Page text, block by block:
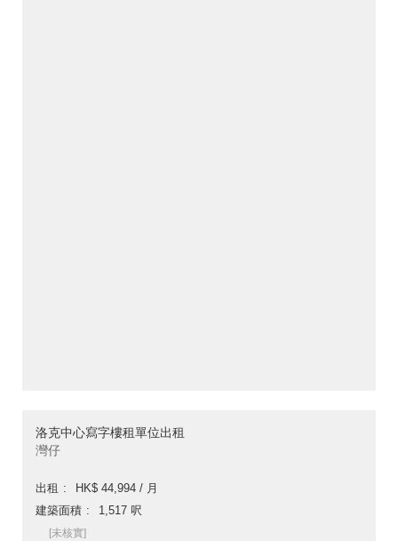
洛克中心寫字樓租單位出租
灣仔
出租
HK$ 44,994 / 月
建築面積
1,517 呎
[未核實]